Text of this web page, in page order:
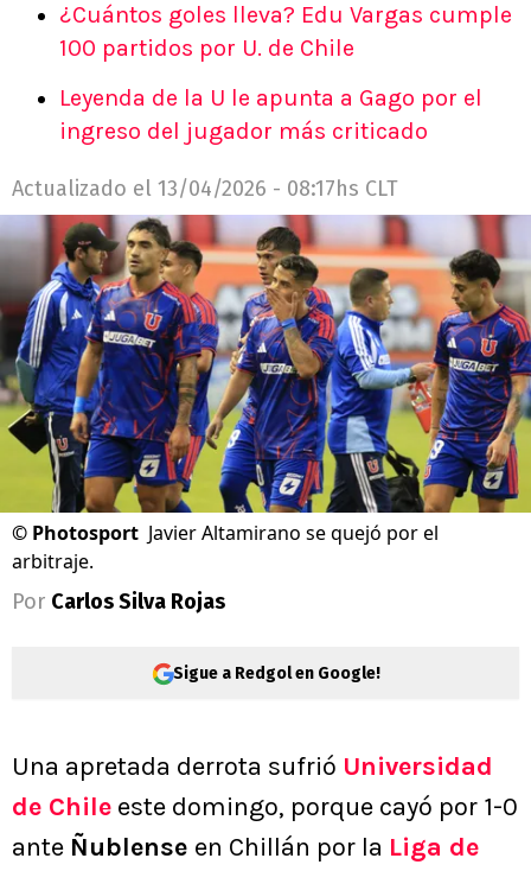
¿Cuántos goles lleva? Edu Vargas cumple
100 partidos por U. de Chile
Leyenda de la U le apunta a Gago por el
ingreso del jugador más criticado
Actualizado el 13/04/2026 - 08:17hs CLT
© Photosport Javier Altamirano se quejó por el
arbitraje.
Por Carlos Silva Rojas
Sigue a Redgol en Google!
Una apretada derrota sufrió Universidad
de Chile este domingo, porque cayó por 1-0
ante Ñublense en Chillán por la Liga de